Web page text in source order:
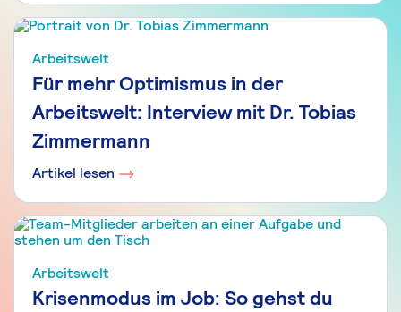
Arbeitswelt
Für mehr Optimismus in der
Arbeitswelt: Interview mit Dr. Tobias
Zimmermann
Artikel lesen
Arbeitswelt
Krisenmodus im Job: So gehst du